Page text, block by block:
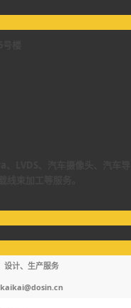
设计、生产服务
kaikai@dosin.cn